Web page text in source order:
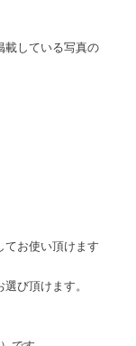
載している写真の
てお使い頂けます
び頂けます。